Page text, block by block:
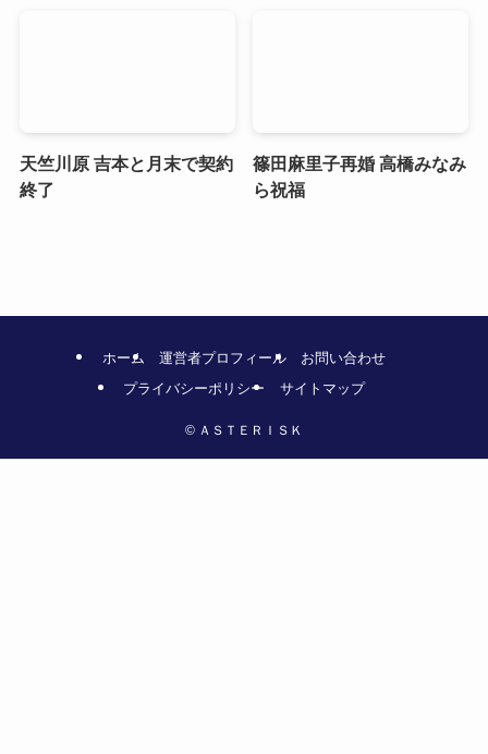
天竺川原 吉本と月末で契約
終了
篠田麻里子再婚 高橋みなみ
ら祝福
ホーム 運営者プロフィール
お問い合わせ
プライバシーポリシー
サイトマップ
© ＡＳＴＥＲＩＳＫ